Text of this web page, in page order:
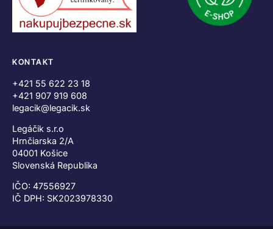
KONTAKT
+421 55 622 23 18
+421 907 919 608
legacik@legacik.sk
Legáčik s.r.o
Hrnčiarska 2/A
04001 Košice
Slovenská Republika
IČO: 47556927
IČ DPH: SK2023978330